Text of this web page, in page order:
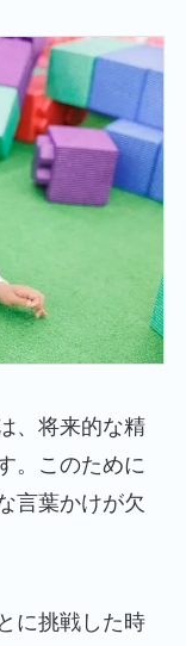
、将来的な精
。このために
言葉かけが欠
に挑戦した時